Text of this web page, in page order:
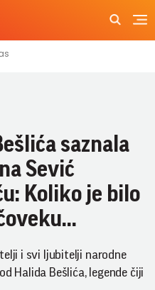
saznala
Sević
Koliko je bilo
i svi ljubitelji narodne
Halida Bešlića, legende čiji